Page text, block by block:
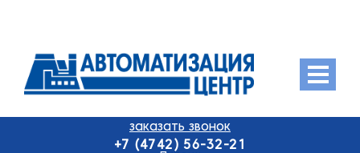
Menu
О компании
заказать звонок
+7 (4742) 56-32-21